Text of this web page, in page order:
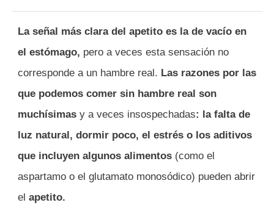
La señal más clara del apetito es la de vacío en
el estómago, pero a veces esta sensación no
corresponde a un hambre real. Las razones por las
que podemos comer sin hambre real son
muchísimas y a veces insospechadas: la falta de
luz natural, dormir poco, el estrés o los aditivos
que incluyen algunos alimentos (como el
aspartamo o el glutamato monosódico) pueden abrir
el apetito.